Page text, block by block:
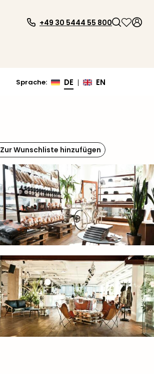
+49 30 5444 55 800
Sprache: DE | EN
Zur Wunschliste hinzufügen